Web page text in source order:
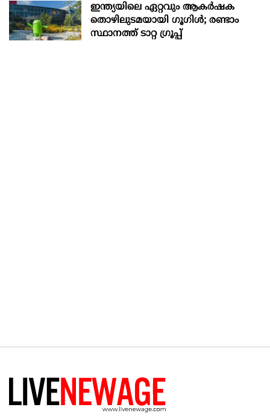
ഇന്ത്യയിലെ ഏറ്റവും ആകര്‍ഷക
തൊഴിലുടമയായി ഗൂഗിള്‍; രണ്ടാം
സ്ഥാനത്ത് ടാറ്റ ഗ്രൂപ്പ്